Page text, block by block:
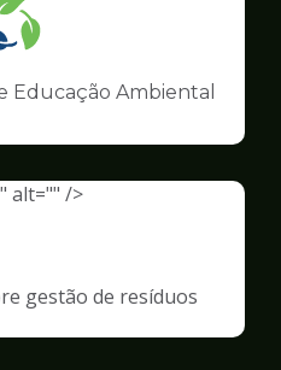
Ilustração
pagina
Meio
Educação Ambiental
" alt="" />
Ilustração
Meio
Ambiente
gestão de resíduos